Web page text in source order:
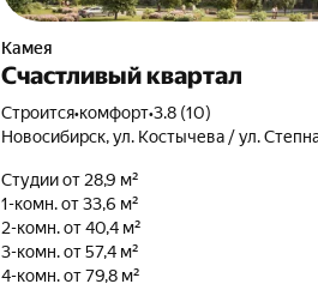
Камея
Счастливый квартал
Строится•комфорт•3.8 (10)
Новосибирск,ул. Костычева / ул.
Студии от 28,9 м²
1-комн. от 33,6 м²
2-комн. от 40,4 м²
3-комн. от 57,4 м²
4-комн. от 79,8 м²